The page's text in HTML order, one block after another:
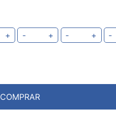
+ - + - + -
COMPRAR